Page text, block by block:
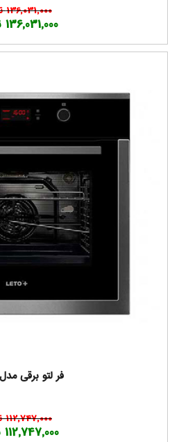
136,031,000 تومان
136,031,000 تومان
فر لتو برقی مدل O25T
112,747,000 تومان
112,747,000 تومان